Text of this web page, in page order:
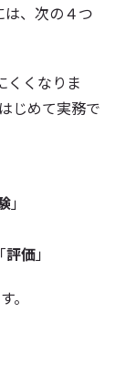
、次の４つ
くくなりま
じめて実務で
」
評価」
。